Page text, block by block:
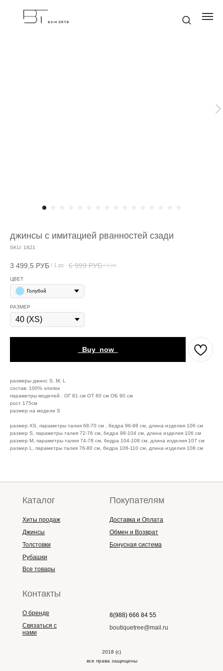
джинсы с имитацией рванностей сзади
SKU: 1821
3 499,5 РУБ / 1 pc 6 999 РУБ / 1 pc
ЦВЕТ
Голубой
РАЗМЕР
_Buy_now_
размеры джинс S, M, L
состав: 100% хлопок
параметры моделей : ОГ 81 см ОТ 60 см ОБ 90 см
рост 175см
размер на модели S
размер XS, параметры талия 68-70 см , бедра 96-98 см, длина изделия 106 см
размер S, параметры талия 72-76 см, бедра 98-104 см, длина изделия 106 см
размер M, параметры талия 74-78 см, бедра 104-108 см, длина изделия 107 см
размер L, параметры талия 76-80 см, бедра 106-110 см, длина изделия 108 см
8(988) 666 84 55
boutiquetree@mail.ru
2018 (с)
все права защищены
Каталог
Хиты продаж
Джинсы
Толстовки
Рубашки
Все товары
Доставка и Оплата
Обмен и Возврат
Бонусная система
О бренде
Связаться с
нами
Покупателям
Контакты